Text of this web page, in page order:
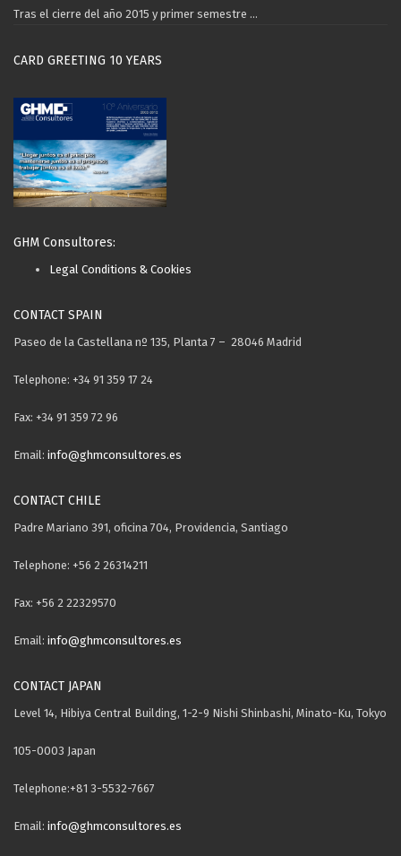
Tras el cierre del año 2015 y primer semestre ...
CARD GREETING 10 YEARS
GHM Consultores:
Legal Conditions & Cookies
CONTACT SPAIN
Paseo de la Castellana nº 135, Planta 7 – 28046 Madrid
Telephone: +34 91 359 17 24
Fax: +34 91 359 72 96
Email: info@ghmconsultores.es
CONTACT CHILE
Padre Mariano 391, oficina 704, Providencia, Santiago
Telephone: +56 2 26314211
Fax: +56 2 22329570
Email: info@ghmconsultores.es
CONTACT JAPAN
Level 14, Hibiya Central Building, 1-2-9 Nishi Shinbashi, Minato-Ku, Tokyo
105-0003 Japan
Telephone:+81 3-5532-7667
Email: info@ghmconsultores.es